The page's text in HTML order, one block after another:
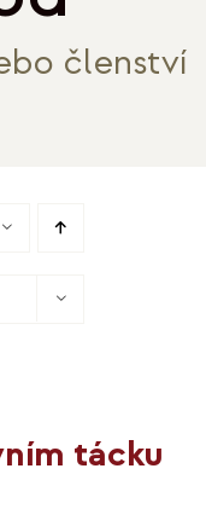
členství
tácku